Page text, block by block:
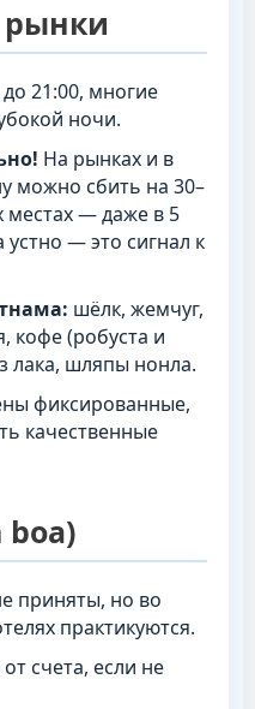
21:00, многие
ночи.
На рынках и в
можно сбить на 30–
местах — даже в 5
устно — это сигнал к
шёлк, жемчуг,
кофе (робуста и
лака, шляпы нонла.
фиксированные,
качественные
приняты, но во
практикуются.
счета, если не